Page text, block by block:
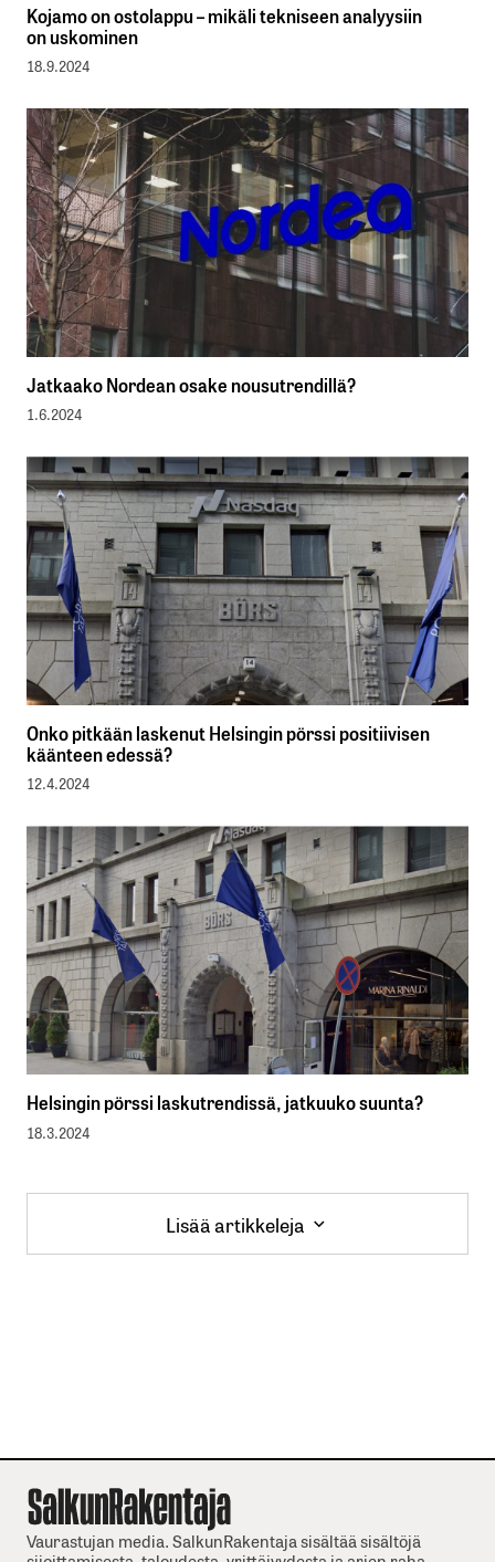
Kojamo on ostolappu – mikäli tekniseen analyysiin
on uskominen
18.9.2024
Jatkaako Nordean osake nousutrendillä?
1.6.2024
Onko pitkään laskenut Helsingin pörssi positiivisen
käänteen edessä?
12.4.2024
Helsingin pörssi laskutrendissä, jatkuuko suunta?
18.3.2024
Lisää artikkeleja
Lisää artikkeleja
Vaurastujan media. SalkunRakentaja sisältää sisältöjä